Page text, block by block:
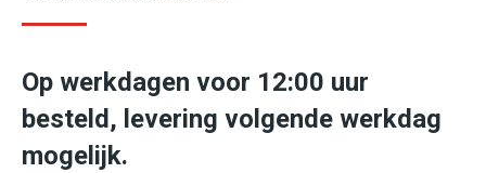
Op werkdagen voor 12:00 uur
besteld, levering volgende werkdag
mogelijk.